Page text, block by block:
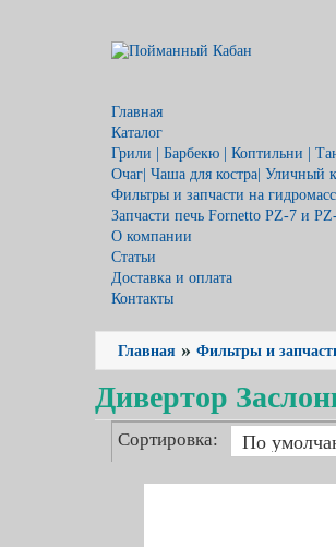
Главная
Каталог
Грили | Барбекю | Коптильни |
Очаг| Чаша для костра| Уличный
Фильтры и запчасти на
Запчасти печь Fornetto PZ-7 и
О компании
Статьи
Доставка и оплата
Контакты
Главная » Фильтры и
Дивертор
Сортировка: